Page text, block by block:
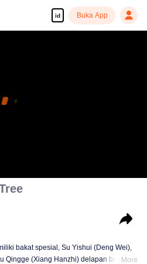
id Buka App
bakat spesial, Su Yishui (Deng Wei),
Qingge (Xiang Hanzhi) delapan belasMore